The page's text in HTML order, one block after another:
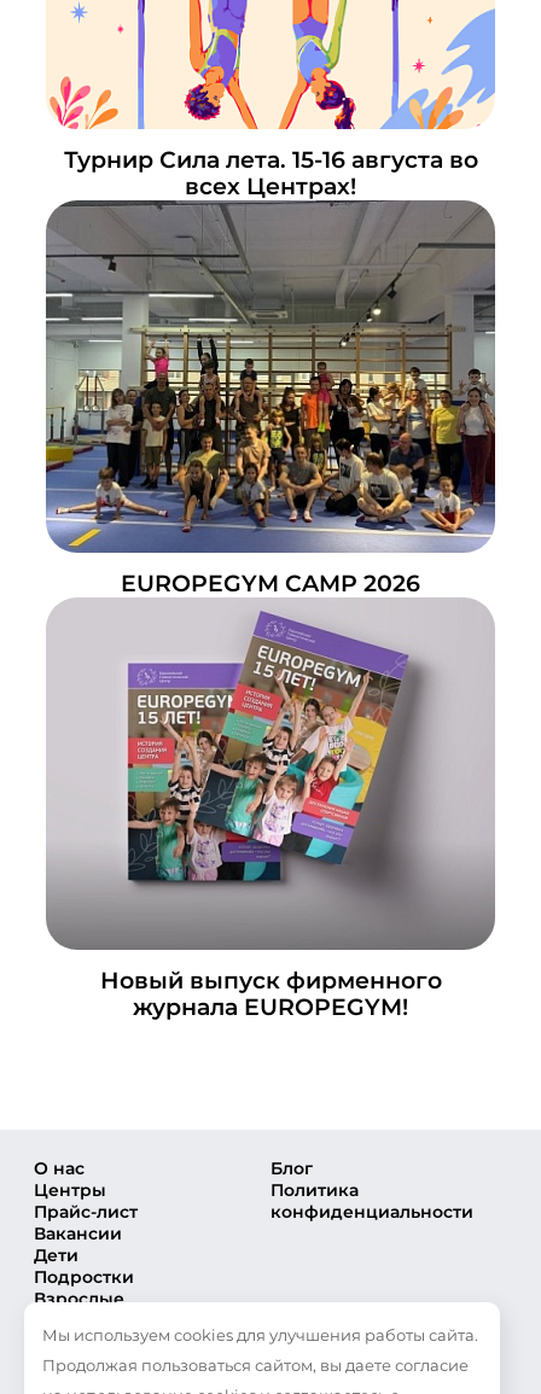
Турнир Сила лета. 15-16 августа во
всех Центрах!
EUROPEGYM CAMP 2026
Новый выпуск фирменного
журнала EUROPEGYM!
О нас
Центры
Прайс-лист
Вакансии
Дети
Подростки
Взрослые
Секции
Тренеры
Блог
Политика
конфиденциальности
Мы используем cookies для улучшения работы сайта.
Продолжая пользоваться сайтом, вы даете согласие